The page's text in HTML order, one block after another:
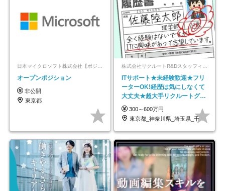
オープンポジション
非公開
東京都
ITサポート★未経験歓迎★フリ
ーターOK!経歴は気にしなくて
大丈夫★超大手リクルートグル
ープの正社員/sg
300～600万円
東京都_神奈川県_埼玉県_千葉県_大阪府…